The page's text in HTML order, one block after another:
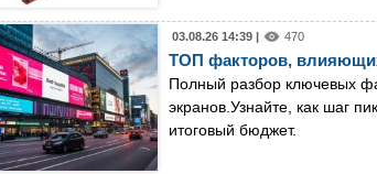
03.08.26 14:39 | 470
ТОП факторов,
Полный разбор ключевых
экранов.Узнайте, как шаг
итоговый бюджет.